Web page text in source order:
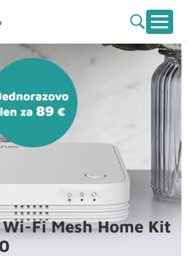
Fi Mesh Home Kit